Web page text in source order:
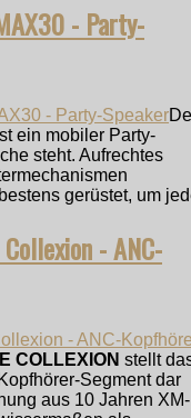
- Party-
ein mobiler Party-
steht. Aufrechtes
gerüstet, um
- ANC-
COLLEXION stellt
Segment dar
aus 10 Jahren XM-